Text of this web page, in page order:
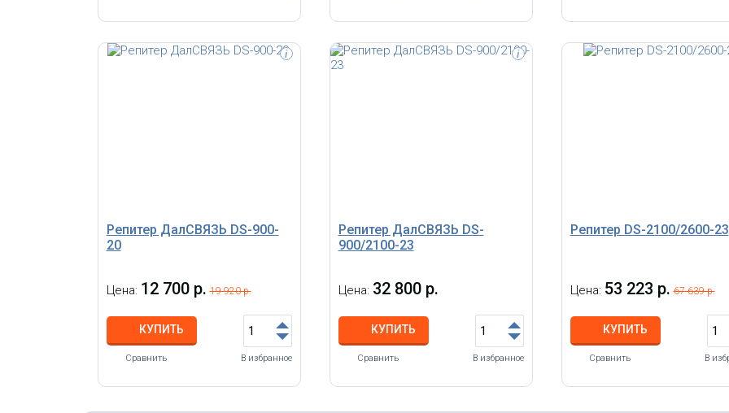
Репитер ДалСВЯЗЬ DS-900-
20
Цена: 12 700 р. 19 920 р.
КУПИТЬ
Сравнить В избранное
i
Репитер ДалСВЯЗЬ DS-
900/2100-23
Цена: 32 800 р.
КУПИТЬ
Сравнить В избранное
i
Репитер DS-2100/2600-23
Цена: 53 223 р. 67 639 р.
КУПИТЬ
Сравнить В